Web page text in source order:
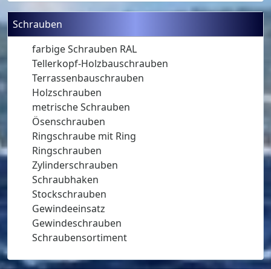
Schrauben
farbige Schrauben RAL
Tellerkopf-Holzbauschrauben
Terrassenbauschrauben
Holzschrauben
metrische Schrauben
Ösenschrauben
Ringschraube mit Ring
Ringschrauben
Zylinderschrauben
Schraubhaken
Stockschrauben
Gewindeeinsatz
Gewindeschrauben
Schraubensortiment